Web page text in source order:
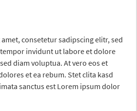
consetetur sadipscing elitr, sed
invidunt ut labore et dolore
diam voluptua. At vero eos et
et ea rebum. Stet clita kasd
sanctus est Lorem ipsum dolor